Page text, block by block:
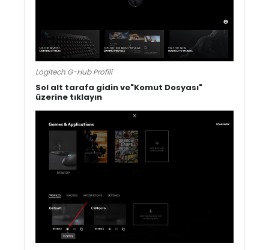
Logitech G-Hub Profili
Sol alt tarafa gidin ve"Komut Dosyası"
üzerine tıklayın